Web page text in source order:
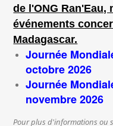
de l'ONG Ran'Eau,
événements
Madagascar.
Journée
octobre 2026
Journée
novembre 2026
Pour plus d'informations ou